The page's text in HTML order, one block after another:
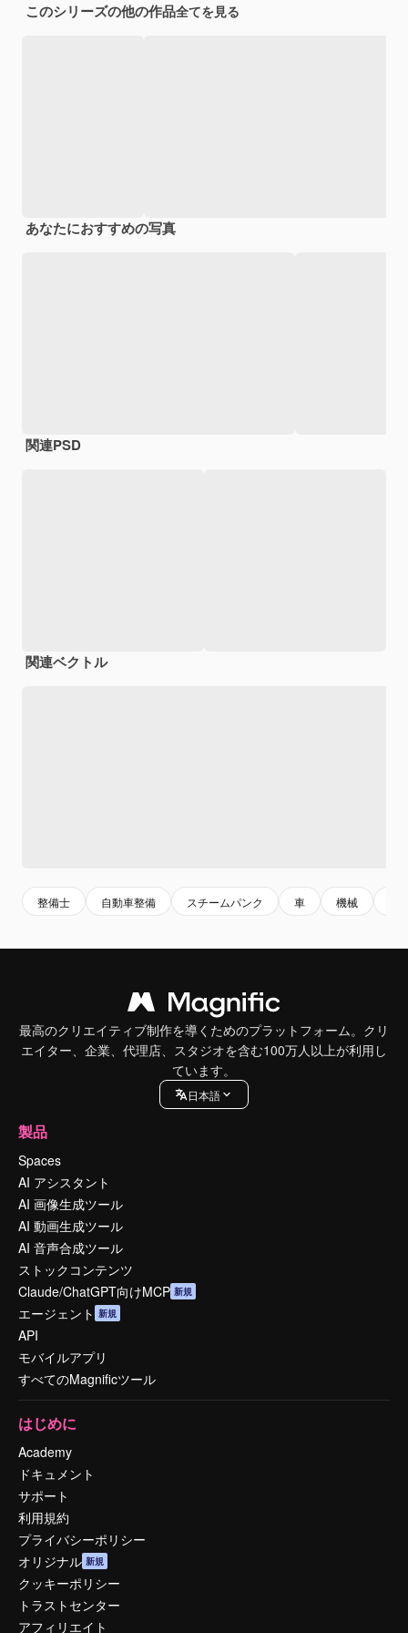
このシリーズの他の作品全てを見る
あなたにおすすめの写真
関連PSD
関連ベクトル
整備士 自動車整備 スチームパンク 車 機械
最高のクリエイティブ制作を導くためのプラットフォーム。クリ
エイター、企業、代理店、スタジオを含む100万人以上が利用し
ています。
日本語
製品
Spaces
AI アシスタント
AI 画像生成ツール
AI 動画生成ツール
AI 音声合成ツール
ストックコンテンツ
Claude/ChatGPT向けMCP 新規
エージェント 新規
API
モバイルアプリ
すべてのMagnificツール
はじめに
Academy
ドキュメント
サポート
利用規約
プライバシーポリシー
オリジナル 新規
クッキーポリシー
トラストセンター
アフィリエイト